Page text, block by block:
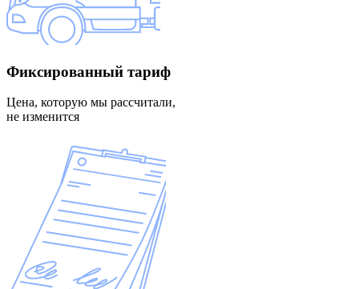
Фиксированный тариф
Цена, которую мы рассчитали,
не изменится